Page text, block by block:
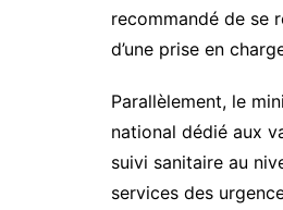
recommandé de se
d’une prise en
Parallèlement, le
national dédié aux
suivi sanitaire au
services des